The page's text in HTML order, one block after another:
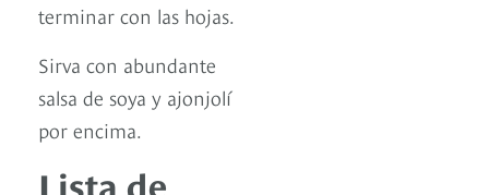
terminar con las hojas.
Sirva con abundante
salsa de soya y ajonjolí
por encima.
Lista de